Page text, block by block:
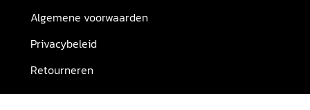
Algemene voorwaarden
Privacybeleid
Retourneren